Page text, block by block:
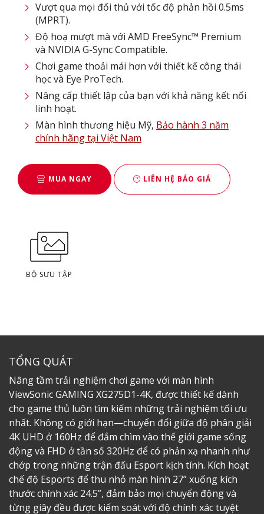
Vượt qua mọi đối thủ với tốc độ phản hồi 0.5ms
(MPRT).
Độ hoạ mượt mà với AMD FreeSync™ Premium
và NVIDIA G-Sync Compatible.
Chơi game thoải mái hơn với thiết kế công thái
học và Eye ProTech.
Nâng cấp thiết lập của bạn với khả năng kết nối
linh hoạt.
Màn hình thương hiệu Mỹ, Bảo hành 3 năm
chính hãng tại Việt Nam
MUA NGAY LIÊN HỆ BÁO GIÁ
BỘ SƯU TẬP
TỔNG QUÁT
Nâng tầm trải nghiệm chơi game với màn hình
ViewSonic GAMING XG275D1-4K, được thiết kế dành
cho game thủ luôn tìm kiếm những trải nghiệm tối ưu
nhất. Không có giới hạn—chuyển đổi giữa độ phân giải
4K UHD ở 160Hz để đắm chìm vào thế giới game sống
động và FHD ở tần số 320Hz để có phản xạ nhanh như
chớp trong những trận đấu Esport kịch tính. Kích hoạt
chế độ Esports để thu nhỏ màn hình 27” xuống kích
thước chính xác 24.5”, đảm bảo mọi chuyển động và
từng giây đều được kiểm soát với độ chính xác tuyệt